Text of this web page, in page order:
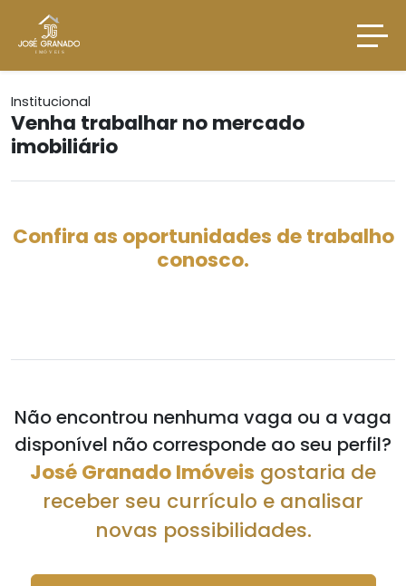
Institucional
Venha trabalhar no mercado
imobiliário
Confira as oportunidades de trabalho
conosco.
Não encontrou nenhuma vaga ou a vaga
disponível não corresponde ao seu perfil?
José Granado Imóveis gostaria de
receber seu currículo e analisar
novas possibilidades.